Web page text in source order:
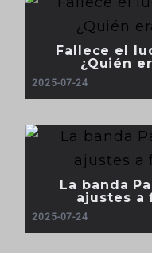
Fallece el
¿Quién
2025-07-24
La banda
ajustes a
2025-07-24